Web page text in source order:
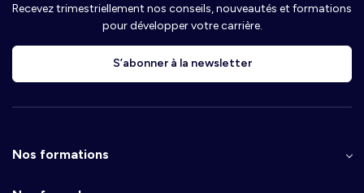
Recevez trimestriellement nos conseils, nouveautés et formations
pour développer votre carrière.
S’abonner à la newsletter
Nos formations